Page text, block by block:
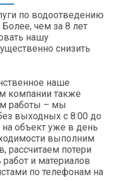
по водоотведению
чем за 8 лет
нашу
снизить
наше
компании также
работы – мы
выходных с 8:00 до
на объект уже в день
выполним
рассчитаем потери
работ и материалов
по телефонам на